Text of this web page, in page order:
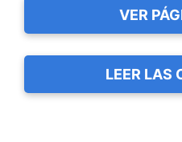
VER
LEER LAS